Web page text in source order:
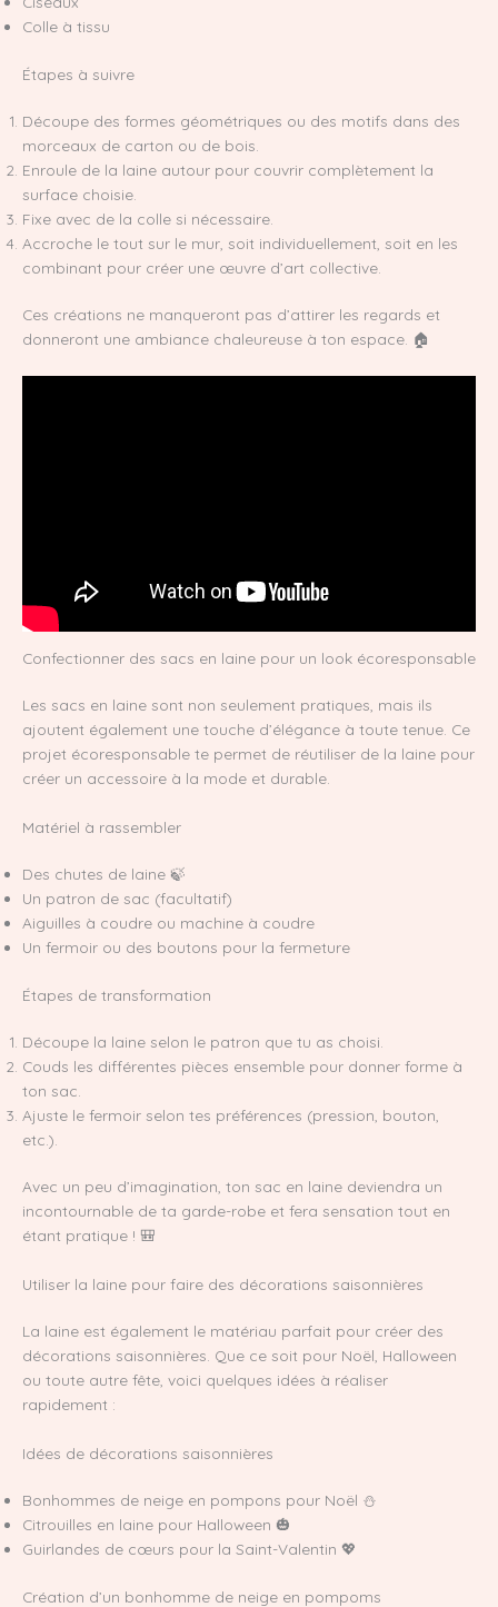
Colle à tissu
Étapes à suivre
Découpe des formes géométriques ou des motifs dans des
morceaux de carton ou de bois.
Enroule de la laine autour pour couvrir complètement la
surface choisie.
Fixe avec de la colle si nécessaire.
Accroche le tout sur le mur, soit individuellement, soit en les
combinant pour créer une œuvre d’art collective.
Ces créations ne manqueront pas d’attirer les regards et
donneront une ambiance chaleureuse à ton espace. 🏠
Confectionner des sacs en laine pour un look écoresponsable
Les sacs en laine sont non seulement pratiques, mais ils
ajoutent également une touche d’élégance à toute tenue. Ce
projet écoresponsable te permet de réutiliser de la laine pour
créer un accessoire à la mode et durable.
Matériel à rassembler
Des chutes de laine 🍃
Un patron de sac (facultatif)
Aiguilles à coudre ou machine à coudre
Un fermoir ou des boutons pour la fermeture
Étapes de transformation
Découpe la laine selon le patron que tu as choisi.
Couds les différentes pièces ensemble pour donner forme à
ton sac.
Ajuste le fermoir selon tes préférences (pression, bouton,
etc.).
Avec un peu d’imagination, ton sac en laine deviendra un
incontournable de ta garde-robe et fera sensation tout en
étant pratique ! 🎒
Utiliser la laine pour faire des décorations saisonnières
La laine est également le matériau parfait pour créer des
décorations saisonnières. Que ce soit pour Noël, Halloween
ou toute autre fête, voici quelques idées à réaliser
rapidement :
Idées de décorations saisonnières
Bonhommes de neige en pompons pour Noël ⛄
Citrouilles en laine pour Halloween 🎃
Guirlandes de cœurs pour la Saint-Valentin 💖
Création d’un bonhomme de neige en pompoms